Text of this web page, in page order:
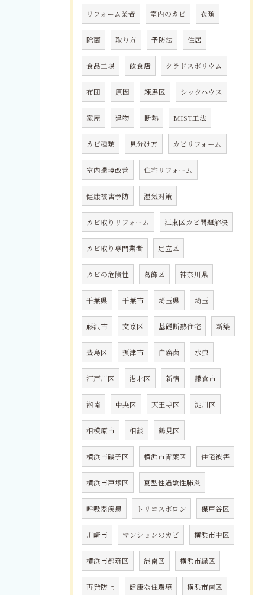
リフォーム業者 室内のカビ 衣類
除菌 取り方 予防法 住居
食品工場 飲食店 クラドスポリウム
布団 原因 練馬区 シックハウス
家屋 建物 断熱 MIST工法
カビ種類 見分け方 カビリフォーム
室内環境改善 住宅リフォーム
健康被害予防 湿気対策
カビ取りリフォーム 江東区カビ問題解決
カビ取り専門業者 足立区
カビの危険性 葛飾区 神奈川県
千葉県 千葉市 埼玉県 埼玉
藤沢市 文京区 基礎断熱住宅 新築
豊島区 摂津市 白癬菌 水虫
江戸川区 港北区 新宿 鎌倉市
湘南 中央区 天王寺区 淀川区
相模原市 相談 鶴見区
横浜市磯子区 横浜市青葉区 住宅被害
横浜市戸塚区 夏型性過敏性肺炎
呼吸器疾患 トリコスポロン 保戸谷区
川崎市 マンションのカビ 横浜市中区
横浜市都筑区 港南区 横浜市緑区
再発防止 健康な住環境 横浜市南区